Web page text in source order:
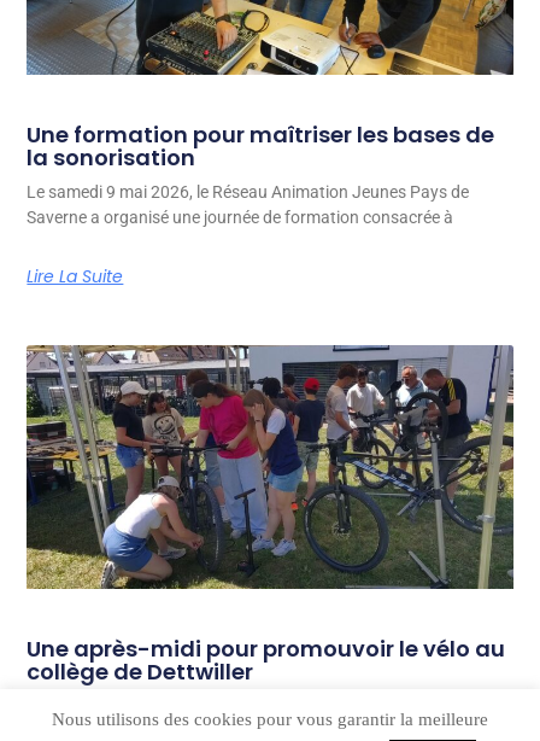
Une formation pour maîtriser les bases de
la sonorisation
Le samedi 9 mai 2026, le Réseau Animation Jeunes Pays de
Saverne a organisé une journée de formation consacrée à
Lire La Suite
Une après-midi pour promouvoir le vélo au
collège de Dettwiller
Saverne a co-organisé, aux côtés du collège de Dettwiller,
Nous utilisons des cookies pour vous garantir la meilleure